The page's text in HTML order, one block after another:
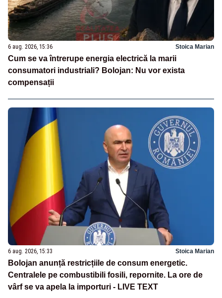
6 aug. 2026, 15:36 Stoica Marian
Cum se va întrerupe energia electrică la marii
consumatori industriali? Bolojan: Nu vor exista
compensații
6 aug. 2026, 15:33 Stoica Marian
Bolojan anunță restricțiile de consum energetic.
Centralele pe combustibili fosili, repornite. La ore de
vârf se va apela la importuri - LIVE TEXT